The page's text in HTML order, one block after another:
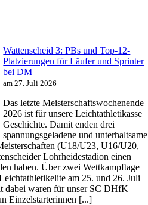
Wattenscheid 3: PBs und Top-12-
Platzierungen für Läufer und Sprinter
bei DM
am 27. Juli 2026
Das letzte Meisterschaftswochenende
2026 ist für unsere Leichtathletikasse
Geschichte. Damit enden drei
spannungsgeladene und unterhaltsame
(U18/U23, U16/U20,
Lohrheidestadion einen
haben. Über zwei Wettkampftage
am 25. und 26. Juli
dabei waren für unser SC DHfK
Einzelstarterinnen [...]